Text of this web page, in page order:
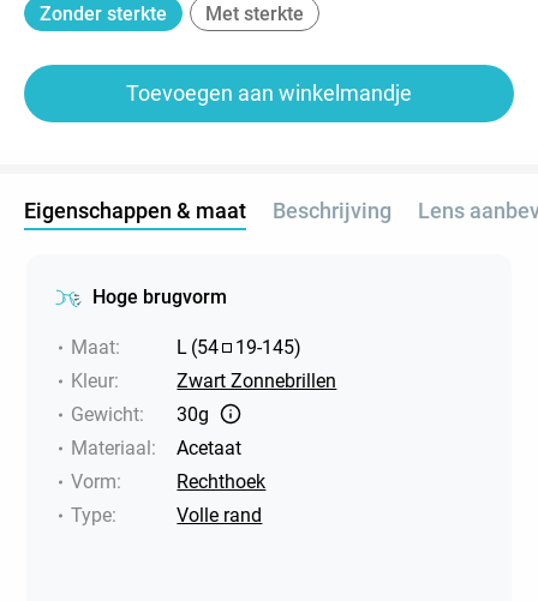
Zonder sterkte
Met sterkte
Toevoegen aan winkelmandje
Eigenschappen & maat Beschrijving Lens
Hoge brugvorm
Maat: L (54 19-145)
Kleur:
Zwart Zonnebrillen
Gewicht:
30g
Materiaal:
Acetaat
Vorm:
Rechthoek
Type: Volle rand